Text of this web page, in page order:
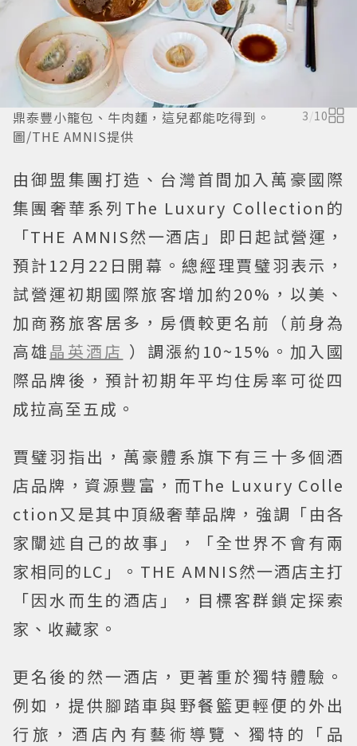
鼎泰豐小籠包、牛肉麵，這兒都能吃得到。
圖/THE AMNIS提供
3 /10
由御盟集團打造、台灣首間加入萬豪國際
集團奢華系列The Luxury Collection的
「THE AMNIS然一酒店」即日起試營運，
預計12月22日開幕。總經理賈璧羽表示，
試營運初期國際旅客增加約20%，以美、
加商務旅客居多，房價較更名前（前身為
高雄晶英酒店 ）調漲約10~15%。加入國
際品牌後，預計初期年平均住房率可從四
成拉高至五成。
賈璧羽指出，萬豪體系旗下有三十多個酒
店品牌，資源豐富，而The Luxury Colle
ction又是其中頂級奢華品牌，強調「由各
家闡述自己的故事」，「全世界不會有兩
家相同的LC」。THE AMNIS然一酒店主打
「因水而生的酒店」，目標客群鎖定探索
家、收藏家。
更名後的然一酒店，更著重於獨特體驗。
例如，提供腳踏車與野餐籃更輕便的外出
行旅，酒店內有藝術導覽、獨特的「品